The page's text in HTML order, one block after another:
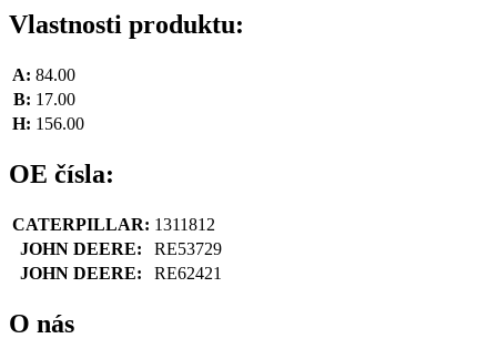
Vlastnosti produktu:
A: 84.00
B: 17.00
H: 156.00
OE čísla:
CATERPILLAR: 1311812
JOHN DEERE:
RE53729
JOHN DEERE:
RE62421
O nás